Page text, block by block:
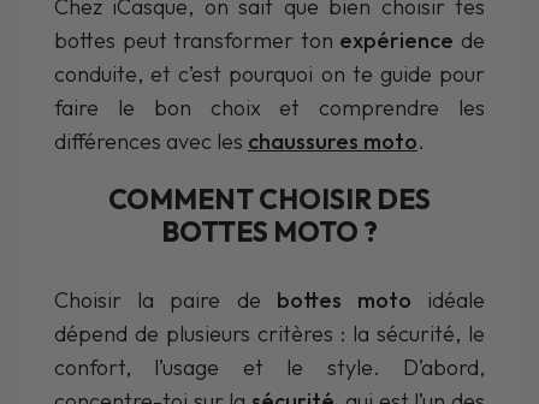
Chez iCasque, on sait que bien choisir tes
bottes peut transformer ton expérience de
conduite, et c’est pourquoi on te guide pour
faire le bon choix et comprendre les
différences avec les chaussures moto.
COMMENT CHOISIR DES
BOTTES MOTO ?
Choisir la paire de bottes moto idéale
dépend de plusieurs critères : la sécurité, le
confort, l’usage et le style. D’abord,